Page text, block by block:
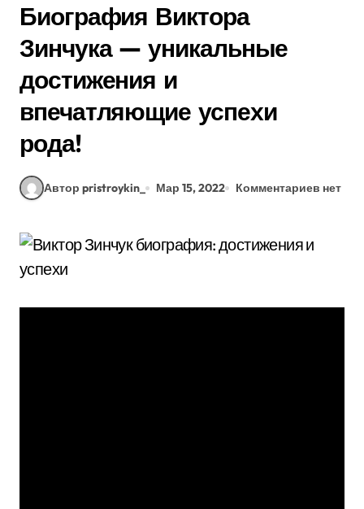
Биография Виктора
Зинчука — уникальные
достижения и
впечатляющие успехи
рода!
Автор pristroykin_ Мар 15, 2022 Комментариев нет